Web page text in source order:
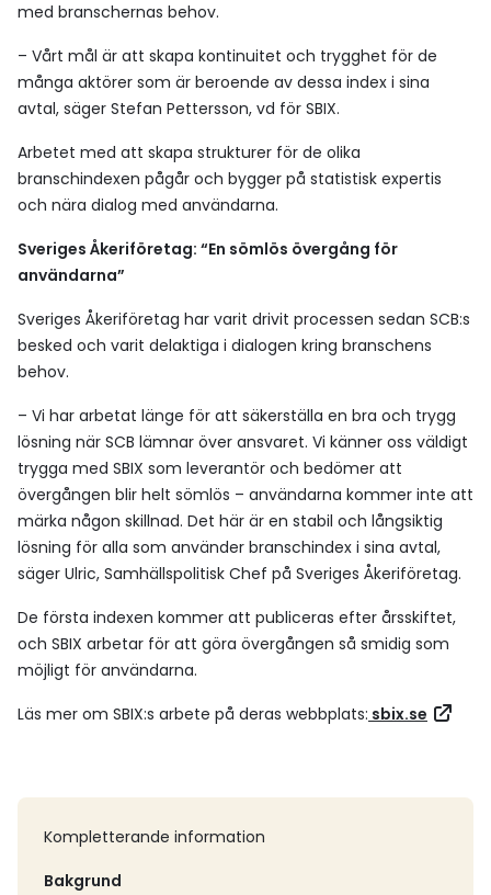
med branschernas behov.
– Vårt mål är att skapa kontinuitet och trygghet för de
många aktörer som är beroende av dessa index i sina
avtal, säger Stefan Pettersson, vd för SBIX.
Arbetet med att skapa strukturer för de olika
branschindexen pågår och bygger på statistisk expertis
och nära dialog med användarna.
Sveriges Åkeriföretag: “En sömlös övergång för
användarna”
Sveriges Åkeriföretag har varit drivit processen sedan SCB:s
besked och varit delaktiga i dialogen kring branschens
behov.
– Vi har arbetat länge för att säkerställa en bra och trygg
lösning när SCB lämnar över ansvaret. Vi känner oss väldigt
trygga med SBIX som leverantör och bedömer att
övergången blir helt sömlös – användarna kommer inte att
märka någon skillnad. Det här är en stabil och långsiktig
lösning för alla som använder branschindex i sina avtal,
säger Ulric, Samhällspolitisk Chef på Sveriges Åkeriföretag.
De första indexen kommer att publiceras efter årsskiftet,
och SBIX arbetar för att göra övergången så smidig som
möjligt för användarna.
Läs mer om SBIX:s arbete på deras webbplats: sbix.se
Kompletterande information
Bakgrund